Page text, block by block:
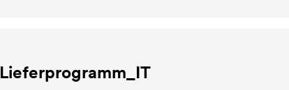
Lieferprogramm_IT